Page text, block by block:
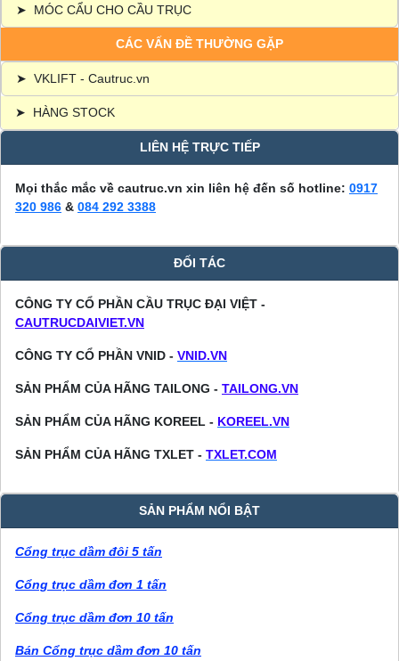
➤ MÓC CẨU CHO CẦU TRỤC
CÁC VẤN ĐỀ THƯỜNG GẶP
➤ VKLIFT - Cautruc.vn
➤ HÀNG STOCK
LIÊN HỆ TRỰC TIẾP
Mọi thắc mắc về cautruc.vn xin liên hệ đến số hotline: 0917
320 986 & 084 292 3388
ĐỐI TÁC
CÔNG TY CỔ PHẦN CẦU TRỤC ĐẠI VIỆT -
CAUTRUCDAIVIET.VN
CÔNG TY CỔ PHẦN VNID - VNID.VN
SẢN PHẨM CỦA HÃNG TAILONG - TAILONG.VN
SẢN PHẨM CỦA HÃNG KOREEL - KOREEL.VN
SẢN PHẨM CỦA HÃNG TXLET - TXLET.COM
SẢN PHẨM NỔI BẬT
Cổng trục dầm đôi 5 tấn
Cổng trục dầm đơn 1 tấn
Cổng trục dầm đơn 10 tấn
Bán Cổng trục dầm đơn 10 tấn